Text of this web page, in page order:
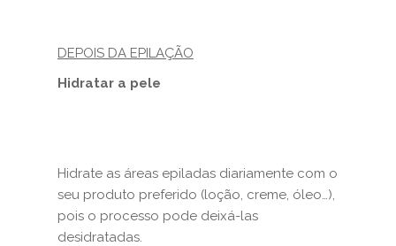
DEPOIS DA EPILAÇÃO
Hidratar a pele
Hidrate as áreas epiladas diariamente com o
seu produto preferido (loção, creme, óleo…),
pois o processo pode deixá-las
desidratadas.